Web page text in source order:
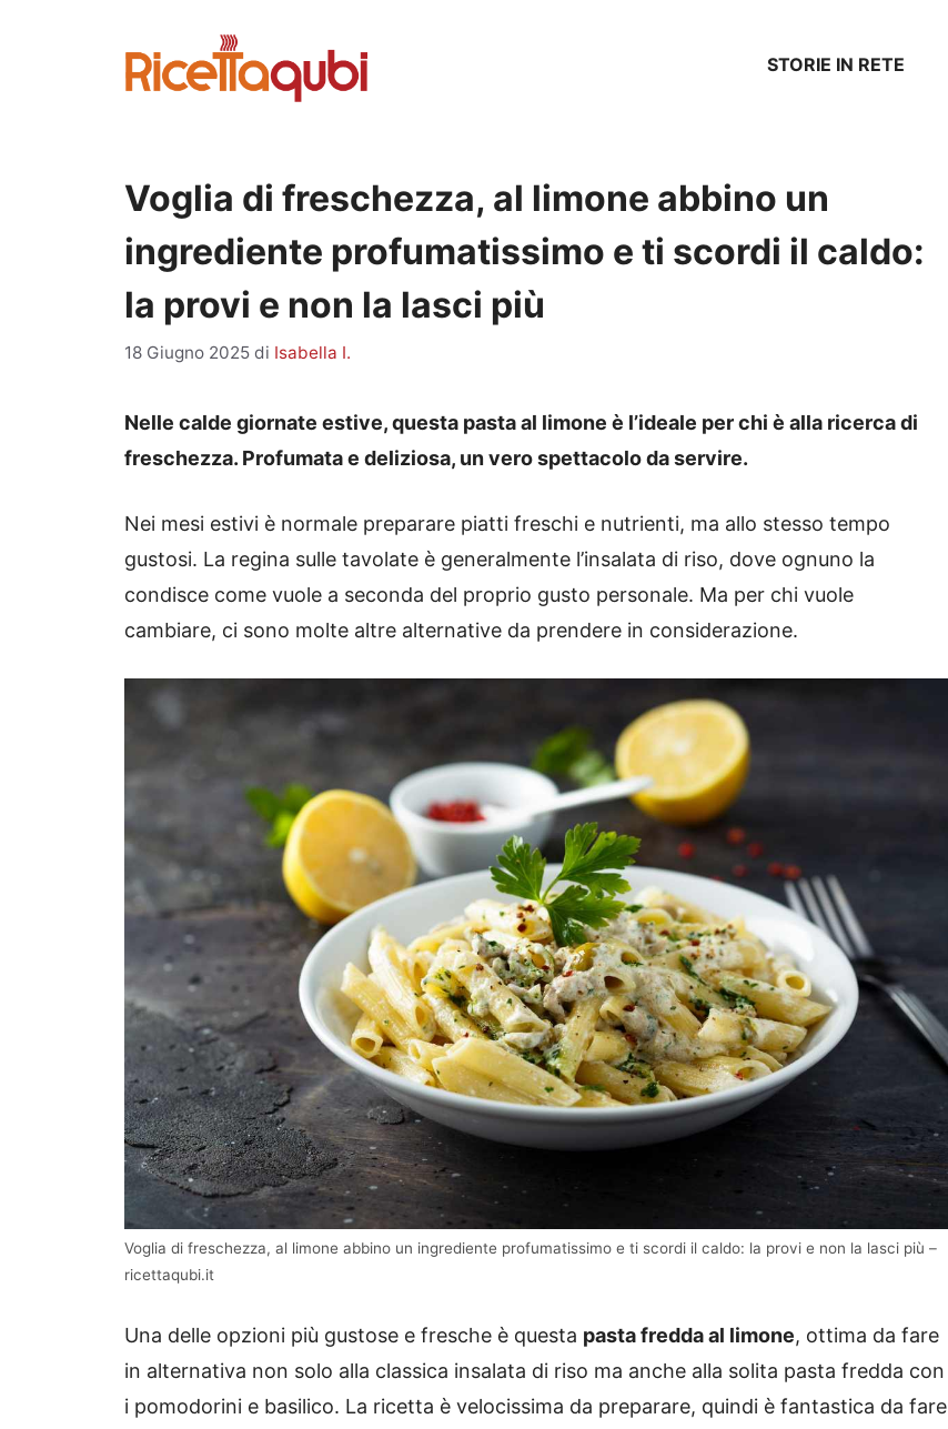
STORIE IN RETE
Voglia di freschezza, al limone abbino un
ingrediente profumatissimo e ti scordi il caldo:
la provi e non la lasci più
18 Giugno 2025 di Isabella I.
Nelle calde giornate estive, questa pasta al limone è l’ideale per chi è alla ricerca di
freschezza. Profumata e deliziosa, un vero spettacolo da servire.
Nei mesi estivi è normale preparare piatti freschi e nutrienti, ma allo stesso tempo
gustosi. La regina sulle tavolate è generalmente l’insalata di riso, dove ognuno la
condisce come vuole a seconda del proprio gusto personale. Ma per chi vuole
cambiare, ci sono molte altre alternative da prendere in considerazione.
Voglia di freschezza, al limone abbino un ingrediente profumatissimo e ti scordi il caldo: la provi e non la lasci più –
ricettaqubi.it
Una delle opzioni più gustose e fresche è questa pasta fredda al limone, ottima da fare
in alternativa non solo alla classica insalata di riso ma anche alla solita pasta fredda con
i pomodorini e basilico. La ricetta è velocissima da preparare, quindi è fantastica da fare